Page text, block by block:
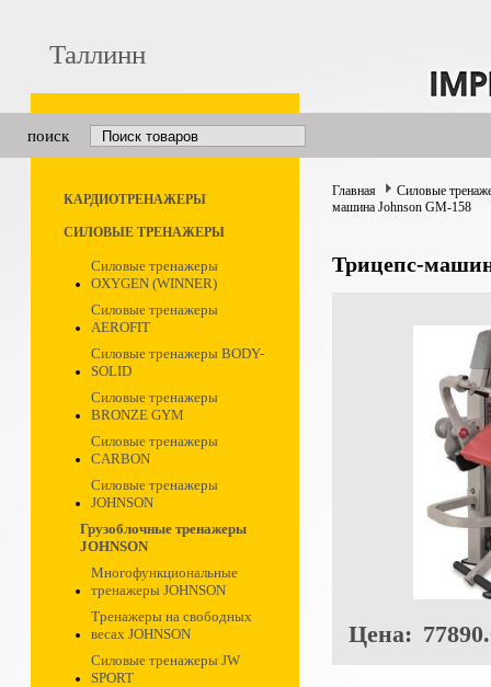
Таллинн
поиск
КАРДИОТРЕНАЖЕРЫ
СИЛОВЫЕ ТРЕНАЖЕРЫ
Силовые тренажеры
OXYGEN (WINNER)
Силовые тренажеры
AEROFIT
Силовые тренажеры BODY-
SOLID
Силовые тренажеры
BRONZE GYM
Силовые тренажеры
CARBON
Силовые тренажеры
JOHNSON
Грузоблочные тренажеры
JOHNSON
Многофункциональные
тренажеры JOHNSON
Тренажеры на свободных
весах JOHNSON
Силовые тренажеры JW
SPORT
Главная
Силовые
машина Johnson GM-158
Трицепс-
Цена: